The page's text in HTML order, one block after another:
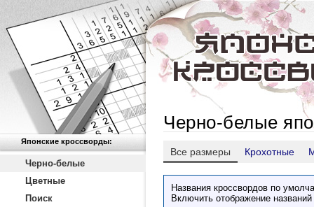
Японские кроссворды:
Черно-белые
Цветные
Поиск
Черно-белые
Все размеры Крохотные
Названия кроссвордов по
Включить отображение